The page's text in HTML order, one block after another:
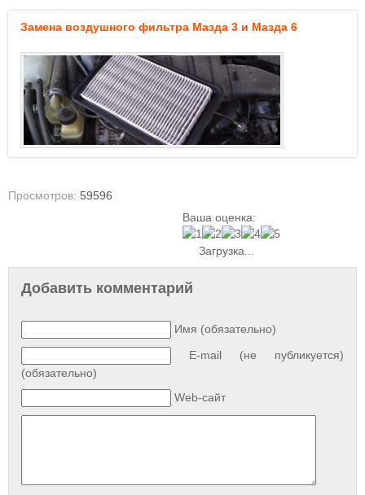
Замена воздушного фильтра Мазда 3 и Мазда 6
Просмотров: 59596
Ваша оценка:
Загрузка...
Добавить комментарий
Имя (обязательно)
E-mail (не публикуется)
(обязательно)
Web-сайт